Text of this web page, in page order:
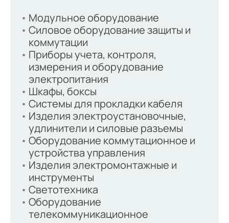
Модульное оборудование
Силовое оборудование защиты и
коммутации
Приборы учета, контроля,
измерения и оборудование
электропитания
Шкафы, боксы
Системы для прокладки кабеля
Изделия электроустановочные,
удлинители и силовые разъемы
Оборудование коммутационное и
устройства управления
Изделия электромонтажные и
инструменты
Светотехника
Оборудование
телекоммуникационное